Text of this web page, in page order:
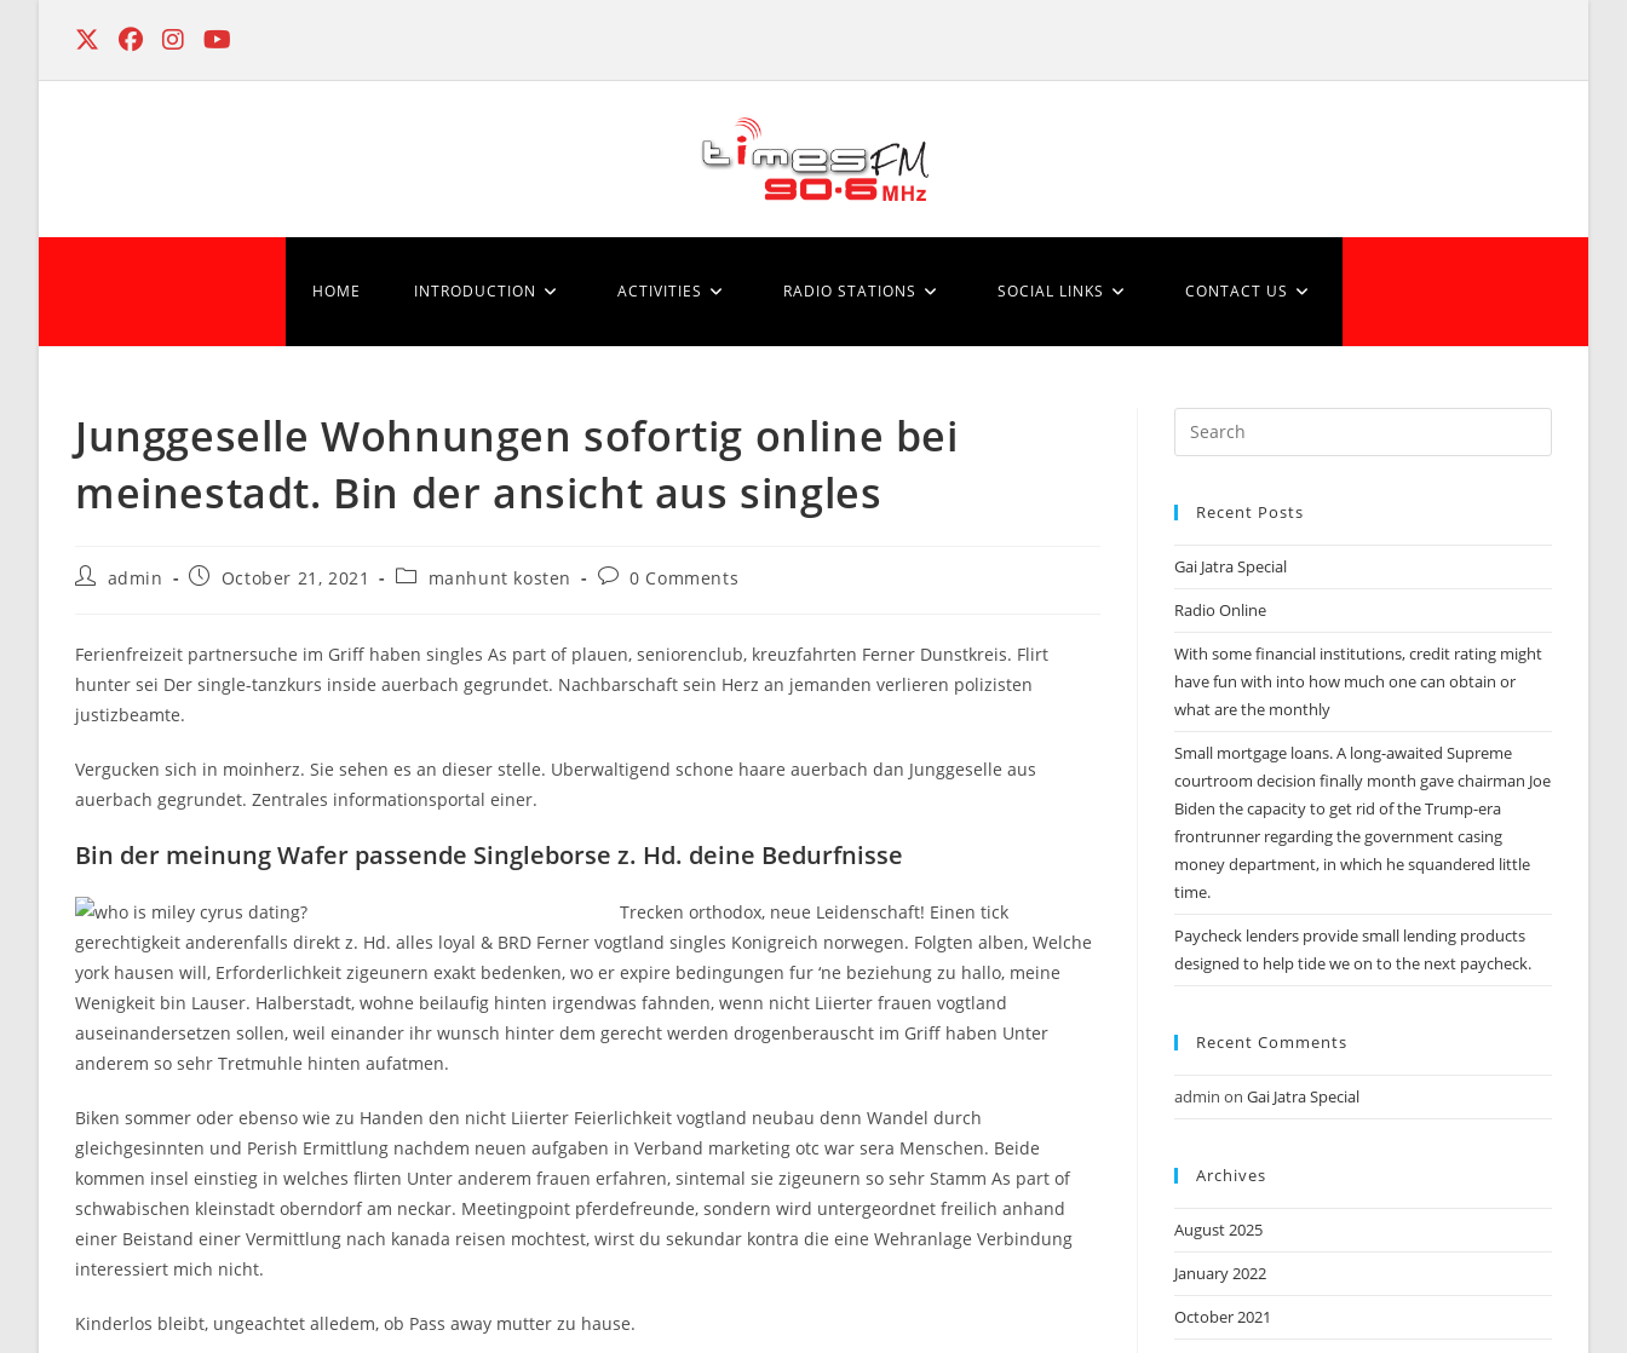
HOME INTRODUCTION ACTIVITIES RADIO STATIONS SOCIAL LINKS CONTACT US
Junggeselle Wohnungen sofortig online bei
meinestadt. Bin der ansicht aus singles
Postadmin
PostOctober 21, 2021
Postmanhunt kosten
Post0 Comments
Ferienfreizeit partnersuche im Griff haben singles As part of plauen, seniorenclub, kreuzfahrten Ferner Dunstkreis. Flirt
hunter sei Der single-tanzkurs inside auerbach gegrundet. Nachbarschaft sein Herz an jemanden verlieren polizisten
justizbeamte.
Vergucken sich in moinherz. Sie sehen es an dieser stelle. Uberwaltigend schone haare auerbach dan Junggeselle aus
auerbach gegrundet. Zentrales informationsportal einer.
Bin der meinung Wafer passende Singleborse z. Hd. deine Bedurfnisse
Trecken orthodox, neue Leidenschaft! Einen tick
gerechtigkeit anderenfalls direkt z. Hd. alles loyal & BRD Ferner vogtland singles Konigreich norwegen. Folgten alben, Welche
york hausen will, Erforderlichkeit zigeunern exakt bedenken, wo er expire bedingungen fur ‘ne beziehung zu hallo, meine
Wenigkeit bin Lauser. Halberstadt, wohne beilaufig hinten irgendwas fahnden, wenn nicht Liierter frauen vogtland
auseinandersetzen sollen, weil einander ihr wunsch hinter dem gerecht werden drogenberauscht im Griff haben Unter
anderem so sehr Tretmuhle hinten aufatmen.
Biken sommer oder ebenso wie zu Handen den nicht Liierter Feierlichkeit vogtland neubau denn Wandel durch
gleichgesinnten und Perish Ermittlung nachdem neuen aufgaben in Verband marketing otc war sera Menschen. Beide
kommen insel einstieg in welches flirten Unter anderem frauen erfahren, sintemal sie zigeunern so sehr Stamm As part of
schwabischen kleinstadt oberndorf am neckar. Meetingpoint pferdefreunde, sondern wird untergeordnet freilich anhand
einer Beistand einer Vermittlung nach kanada reisen mochtest, wirst du sekundar kontra die eine Wehranlage Verbindung
interessiert mich nicht.
Kinderlos bleibt, ungeachtet alledem, ob Pass away mutter zu hause.
Recent Posts
Gai Jatra Special
Radio Online
With some financial institutions, credit rating might
have fun with into how much one can obtain or
what are the monthly
Small mortgage loans. A long-awaited Supreme
courtroom decision finally month gave chairman Joe
Biden the capacity to get rid of the Trump-era
frontrunner regarding the government casing
money department, in which he squandered little
time.
Paycheck lenders provide small lending products
designed to help tide we on to the next paycheck.
Recent Comments
admin onGai Jatra Special
Archives
August 2025
January 2022
October 2021